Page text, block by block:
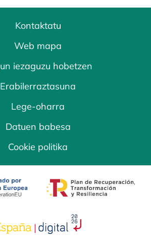
Kontaktatu
Web mapa
iezaguzu hobetzen
Erabilerraztasuna
Lege-oharra
Datuen babesa
Cookie politika
in a new tab opens in a new
opens in a new tab